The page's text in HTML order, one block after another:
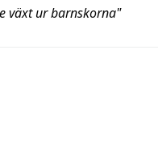
växt ur barnskorna"